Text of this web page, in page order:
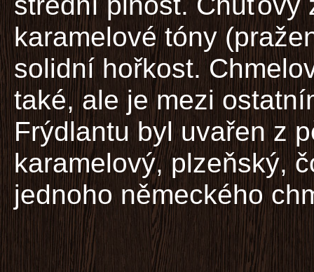
karamelové tóny
solidní hořkost.
také, ale je mezi
Frýdlantu byl uvařen z
karamelový, plzeňský,
jednoho německého